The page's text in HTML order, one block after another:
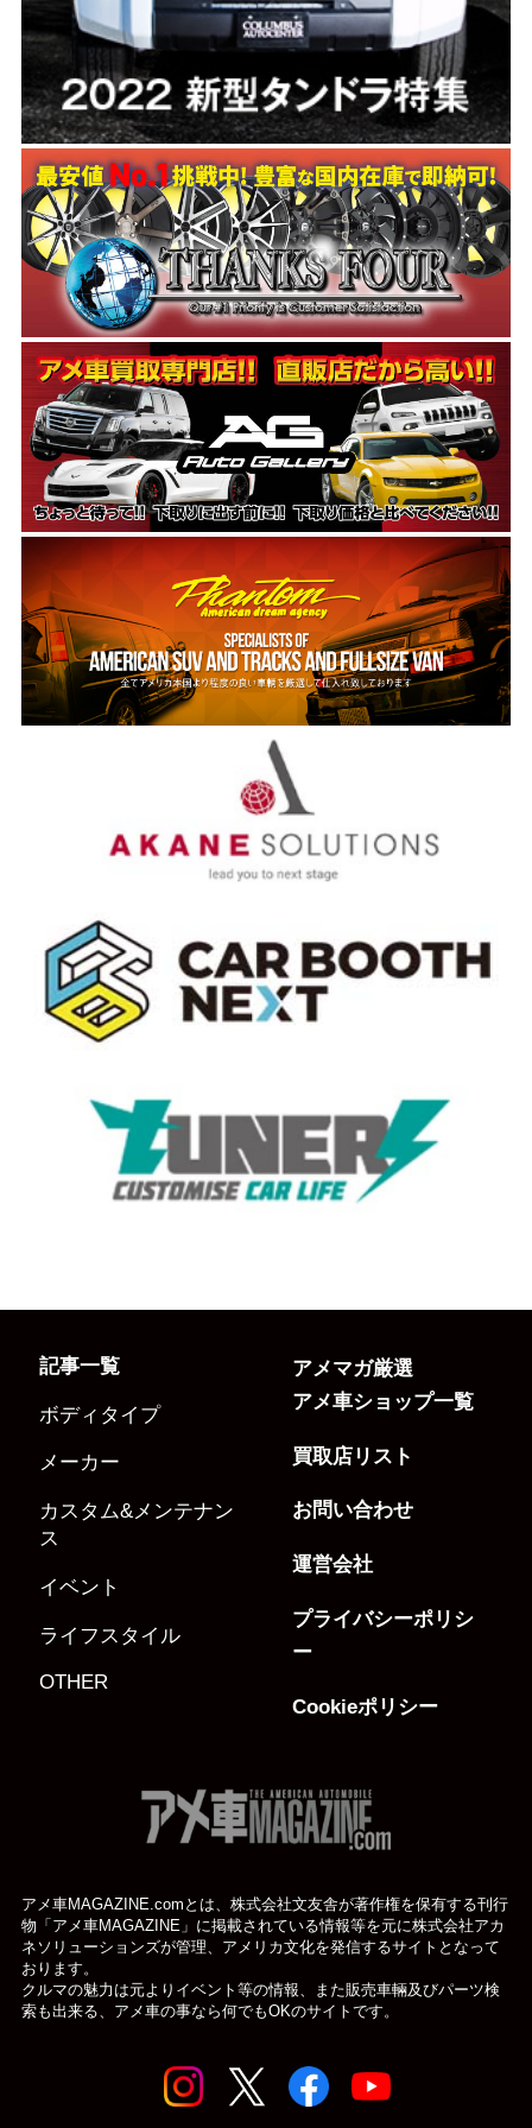
記事一覧
ボディタイプ
メーカー
カスタム&メンテナン
ス
イベント
ライフスタイル
OTHER
アメマガ厳選
アメ車ショップ一覧
買取店リスト
お問い合わせ
運営会社
プライバシーポリシ
ー
Cookieポリシー
アメ車MAGAZINE.comとは、株式会社文友舎が著作権を保有する刊行
物「アメ車MAGAZINE」に掲載されている情報等を元に株式会社アカ
ネソリューションズが管理、アメリカ文化を発信するサイトとなって
おります。
クルマの魅力は元よりイベント等の情報、また販売車輛及びパーツ検
索も出来る、アメ車の事なら何でもOKのサイトです。